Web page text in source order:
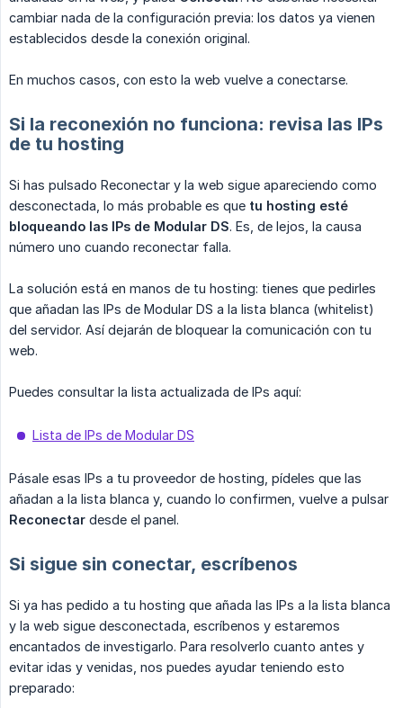
cambiar nada de la configuración previa: los datos ya vienen
establecidos desde la conexión original.
En muchos casos, con esto la web vuelve a conectarse.
Si la reconexión no funciona: revisa las IPs
de tu hosting
Si has pulsado Reconectar y la web sigue apareciendo como
desconectada, lo más probable es que tu hosting esté
bloqueando las IPs de Modular DS. Es, de lejos, la causa
número uno cuando reconectar falla.
La solución está en manos de tu hosting: tienes que pedirles
que añadan las IPs de Modular DS a la lista blanca (whitelist)
del servidor. Así dejarán de bloquear la comunicación con tu
web.
Puedes consultar la lista actualizada de IPs aquí:
Lista de IPs de Modular DS
Pásale esas IPs a tu proveedor de hosting, pídeles que las
añadan a la lista blanca y, cuando lo confirmen, vuelve a pulsar
Reconectar desde el panel.
Si sigue sin conectar, escríbenos
Si ya has pedido a tu hosting que añada las IPs a la lista blanca
y la web sigue desconectada, escríbenos y estaremos
encantados de investigarlo. Para resolverlo cuanto antes y
evitar idas y venidas, nos puedes ayudar teniendo esto
preparado: